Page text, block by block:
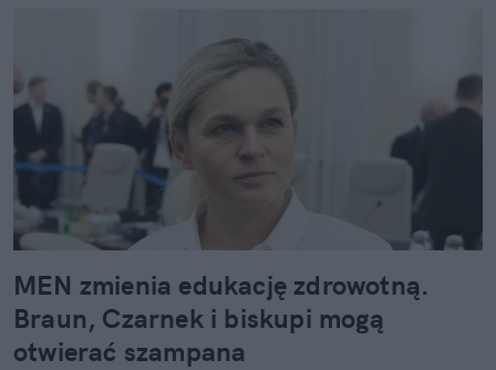
MEN zmienia edukację zdrowotną.
Braun, Czarnek i biskupi mogą
otwierać szampana